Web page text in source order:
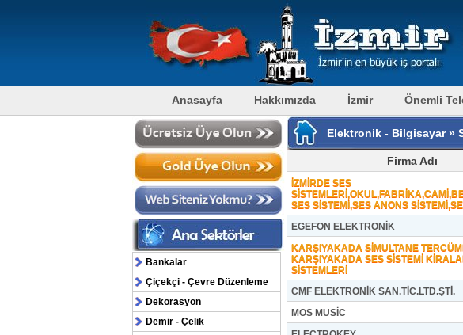
Anasayfa
Hakkımızda İzmir Önemli
Bankalar
Çiçekçi - Çevre Düzenleme
Dekorasyon
Demir - Çelik
Elektronik - Bilgisayar »
Firma Adı
İZMİRDE SES
SES SİSTEMİ,SES ANONS
EGEFON ELEKTRONİK
KARŞIYAKADA SİMULTANE
KARŞIYAKADA SES SİSTEMİ
SİSTEMLERİ
CMF ELEKTRONİK SAN.TİC.LTD.ŞTİ.
MOS MUSİC